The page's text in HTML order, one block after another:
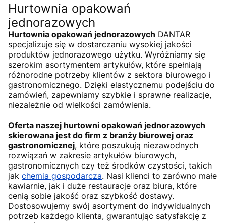
Hurtownia opakowań
jednorazowych
Hurtownia opakowań jednorazowych DANTAR
specjalizuje się w dostarczaniu wysokiej jakości
produktów jednorazowego użytku. Wyróżniamy się
szerokim asortymentem artykułów, które spełniają
różnorodne potrzeby klientów z sektora biurowego i
gastronomicznego. Dzięki elastycznemu podejściu do
zamówień, zapewniamy szybkie i sprawne realizacje,
niezależnie od wielkości zamówienia.
Oferta naszej hurtowni opakowań jednorazowych
skierowana jest do firm z branży biurowej oraz
gastronomicznej, które poszukują niezawodnych
rozwiązań w zakresie artykułów biurowych,
gastronomicznych czy też środków czystości, takich
jak chemia gospodarcza. Nasi klienci to zarówno małe
kawiarnie, jak i duże restauracje oraz biura, które
cenią sobie jakość oraz szybkość dostawy.
Dostosowujemy swój asortyment do indywidualnych
potrzeb każdego klienta, gwarantując satysfakcję z